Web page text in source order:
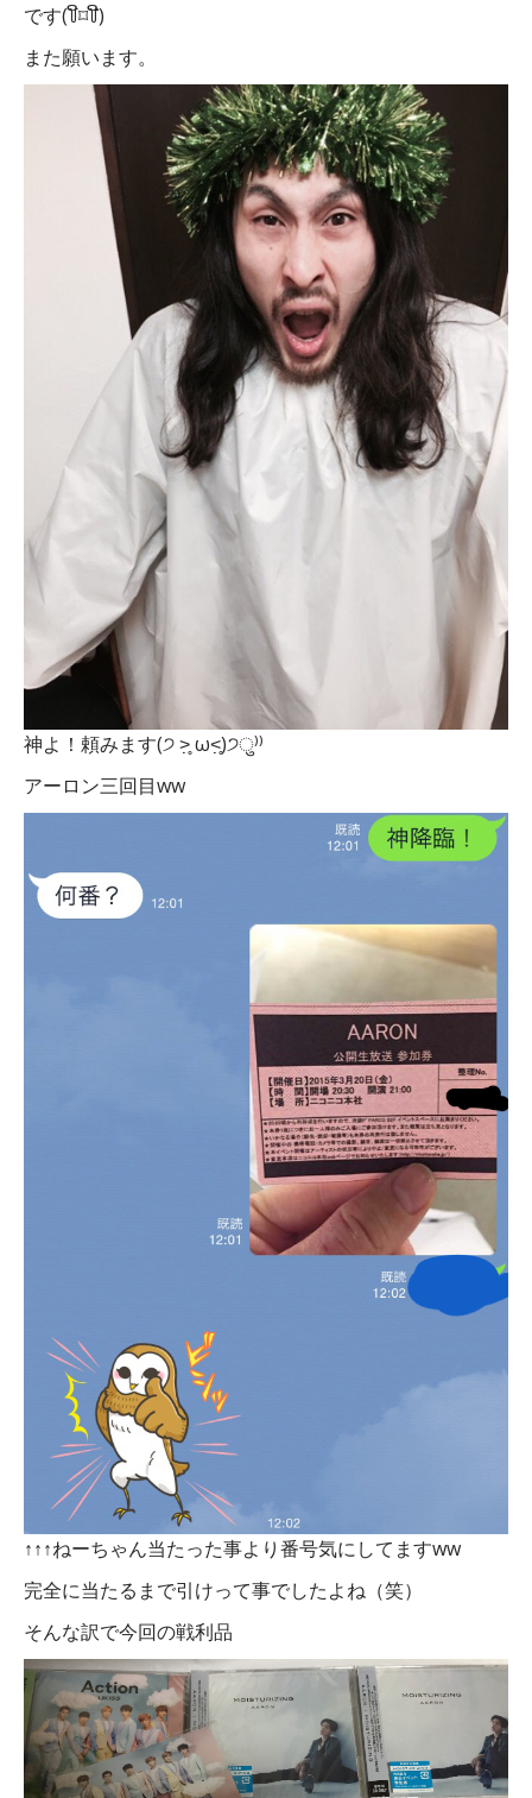
です(꒦ິ⌑꒦ີ)
また願います。
神よ！頼みます(੭ ˃̣̣̥ ω˂̣̣̥)੭ु⁾⁾
アーロン三回目ww
↑↑↑ねーちゃん当たった事より番号気にしてますww
完全に当たるまで引けって事でしたよね（笑）
そんな訳で今回の戦利品